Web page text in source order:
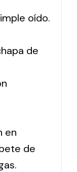
tipo
needs.
oído.
de
en
de